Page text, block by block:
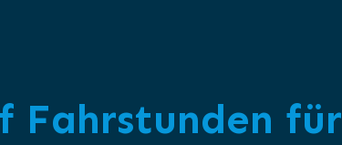
Fahrstunden für